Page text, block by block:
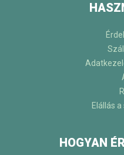
Elállás
HOGYAN